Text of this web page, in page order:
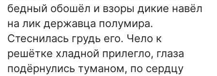
бедный обошёл и взоры дикие навёл
на лик державца полумира.
Стеснилась грудь его. Чело к
решётке хладной прилегло, глаза
подёрнулись туманом, по сердцу